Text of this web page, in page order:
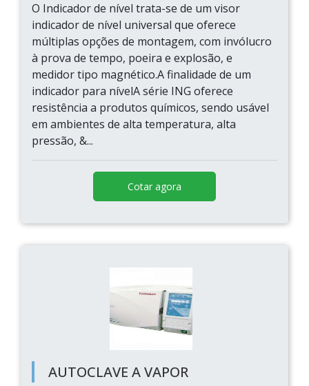
O Indicador de nível trata-se de um visor
indicador de nível universal que oferece
múltiplas opções de montagem, com invólucro
à prova de tempo, poeira e explosão, e
medidor tipo magnético.A finalidade de um
indicador para nívelA série ING oferece
resistência a produtos químicos, sendo usável
em ambientes de alta temperatura, alta
pressão, &...
Cotar agora
AUTOCLAVE A VAPOR